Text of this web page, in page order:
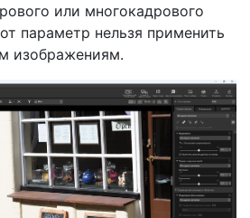
или многокадрового
параметр нельзя применить
изображениям.